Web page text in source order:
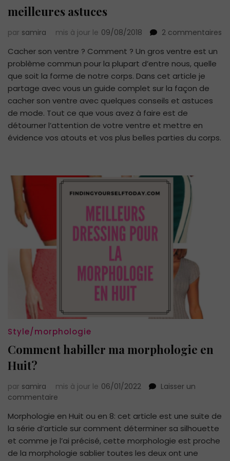
meilleures astuces
par samira mis à jour le 09/08/2018 2 commentaires
Cacher son ventre ? Comment ? Un gros ventre est un
problème commun pour la plupart d’entre nous, quelle
que soit la forme de notre corps. Dans cet article je
partage avec vous un guide complet sur la façon de
cacher son ventre avec quelques conseils et astuces
de mode. Tout ce que vous avez à faire est de
détourner l’attention de votre ventre et mettre en
évidence vos atouts et vos plus belles parties du corps.
Style/morphologie
Comment habiller ma morphologie en
Huit?
par samira mis à jour le 06/01/2022
Laisser un
commentaire
habiller
ma
morphologie
en
Morphologie en Huit ou en 8: cet article est une suite de
la série d’article sur comment déterminer sa silhouette
et comme je l’ai précisé, cette morphologie est proche
de la morphologie sablier toutes les deux ont une